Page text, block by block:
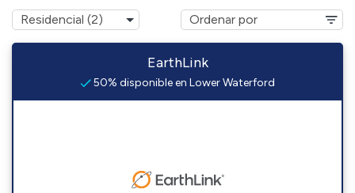
EarthLink
50% disponible en Lower Waterford